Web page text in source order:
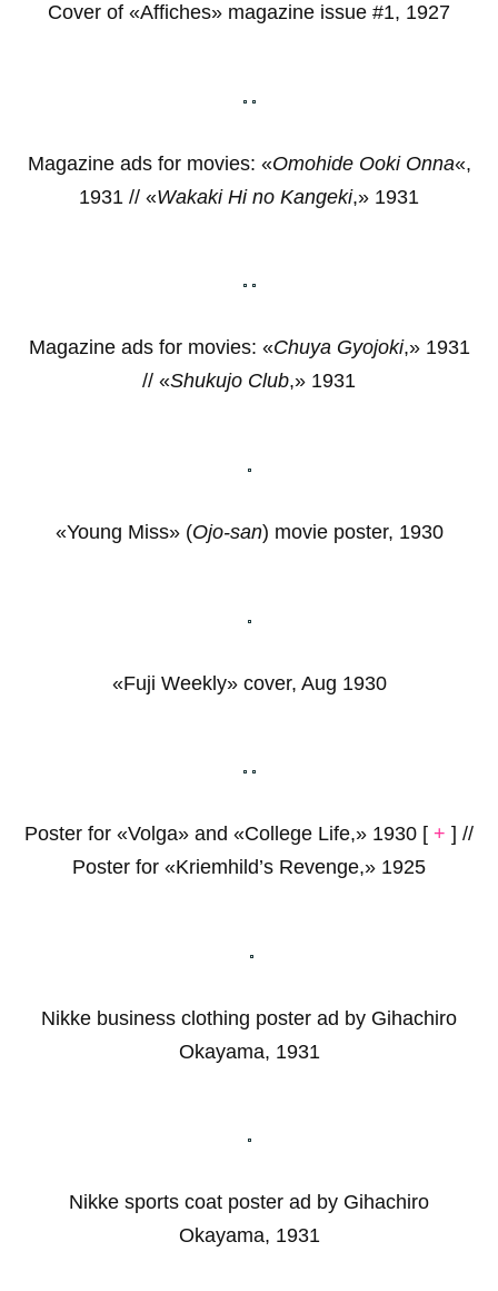
Cover of «Affiches» magazine issue #1, 1927
Magazine ads for movies: «Omohide Ooki Onna«,
1931 // «Wakaki Hi no Kangeki,» 1931
Magazine ads for movies: «Chuya Gyojoki,» 1931
// «Shukujo Club,» 1931
«Young Miss» (Ojo-san) movie poster, 1930
«Fuji Weekly» cover, Aug 1930
Poster for «Volga» and «College Life,» 1930 [ + ] //
Poster for «Kriemhild’s Revenge,» 1925
Nikke business clothing poster ad by Gihachiro
Okayama, 1931
Nikke sports coat poster ad by Gihachiro
Okayama, 1931